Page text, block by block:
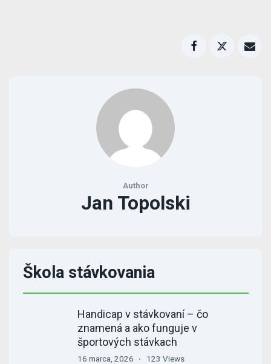
Author
Jan Topolski
Škola stávkovania
Handicap v stávkovaní – čo
znamená a ako funguje v
športových stávkach
16 marca, 2026 123 Views